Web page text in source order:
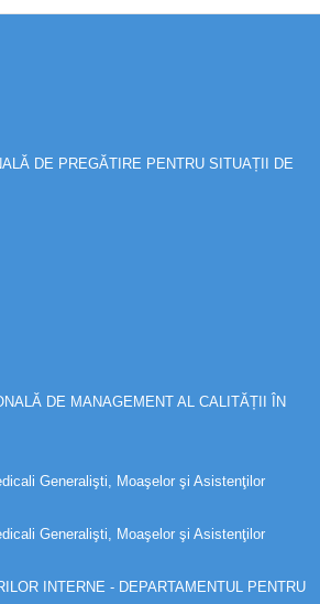
DE PREGĂTIRE PENTRU SITUAȚII DE
DE MANAGEMENT AL CALITĂȚII ÎN
Generalişti, Moaşelor şi Asistenţilor
Generalişti, Moaşelor şi Asistenţilor
INTERNE - DEPARTAMENTUL PENTRU